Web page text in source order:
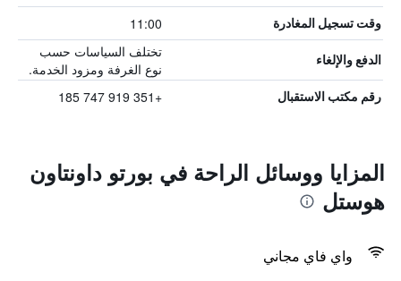
وقت تسجيل المغادرة 11:00
الدفع والإلغاء
تختلف السياسات حسب
نوع الغرفة ومزود الخدمة.
رقم مكتب الاستقبال +351 919 747 185
المزايا ووسائل الراحة في بورتو داونتاون
هوستل
واي فاي مجاني